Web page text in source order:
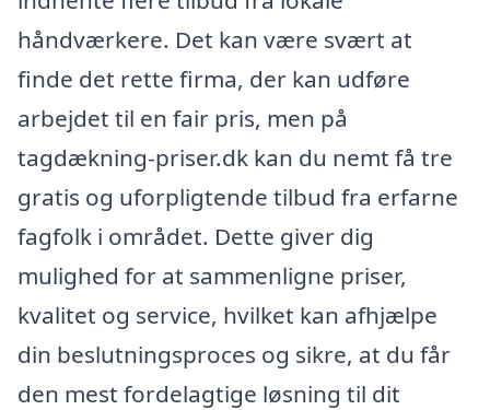
håndværkere. Det kan være svært at
finde det rette firma, der kan udføre
arbejdet til en fair pris, men på
tagdækning-priser.dk kan du nemt få tre
gratis og uforpligtende tilbud fra erfarne
fagfolk i området. Dette giver dig
mulighed for at sammenligne priser,
kvalitet og service, hvilket kan afhjælpe
din beslutningsproces og sikre, at du får
den mest fordelagtige løsning til dit